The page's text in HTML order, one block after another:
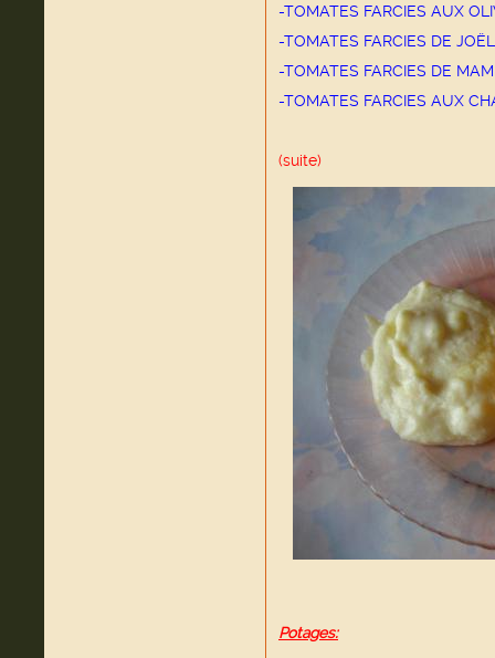
-TOMATES FARCIES AUX
-TOMATES FARCIES DE
-TOMATES FARCIES DE
-TOMATES FARCIES AUX
(suite)
Potages: